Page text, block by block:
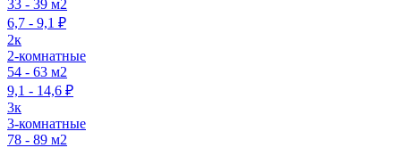
33 - 39 м2
6,7 - 9,1 ₽
2к
2-комнатные
54 - 63 м2
9,1 - 14,6 ₽
3к
3-комнатные
78 - 89 м2